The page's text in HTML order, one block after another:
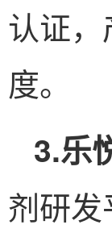
认证
度。
3.乐
剂研